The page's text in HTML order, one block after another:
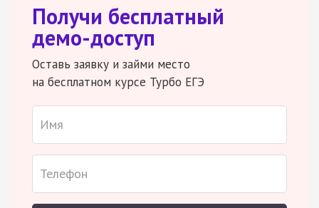
Получи бесплатный
демо-доступ
Оставь заявку и займи место
на бесплатном курсе Турбо ЕГЭ